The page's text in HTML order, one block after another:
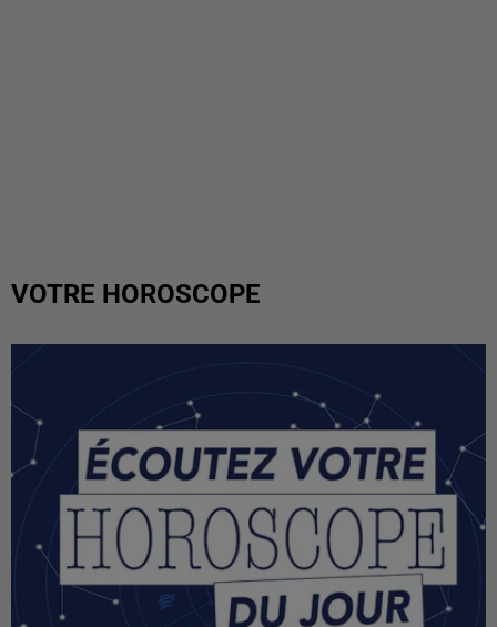
VOTRE HOROSCOPE